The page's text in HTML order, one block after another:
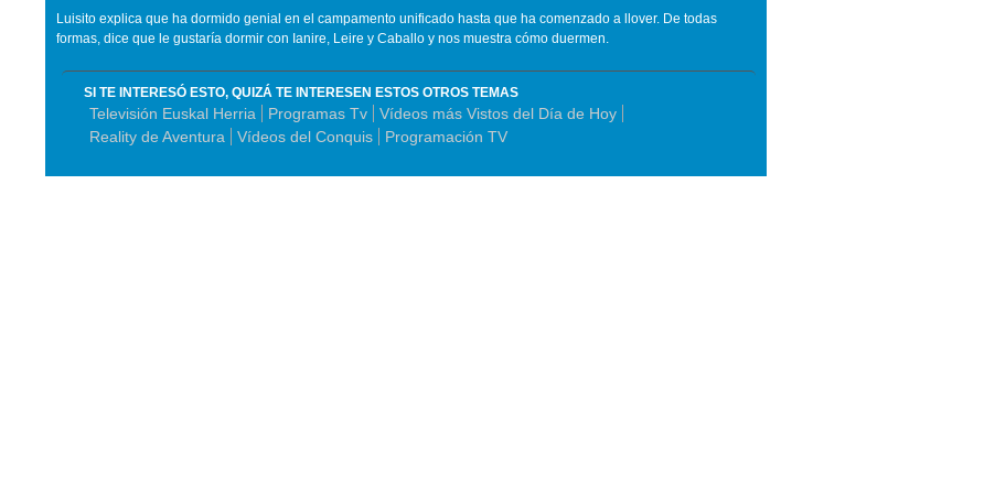
Luisito explica que ha dormido genial en el campamento unificado hasta que ha comenzado a llover. De todas
formas, dice que le gustaría dormir con Ianire, Leire y Caballo y nos muestra cómo duermen.
SI TE INTERESÓ ESTO, QUIZÁ TE INTERESEN ESTOS OTROS TEMAS
Televisión Euskal Herria Programas Tv
Vídeos más Vistos del Día de Hoy
Reality de Aventura
Vídeos del Conquis Programación TV